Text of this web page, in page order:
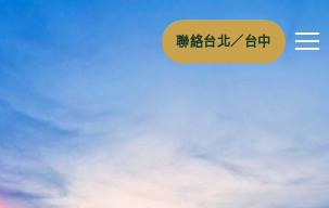
聯絡台北／台中